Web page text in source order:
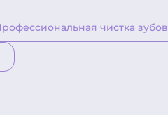
чистка зубов